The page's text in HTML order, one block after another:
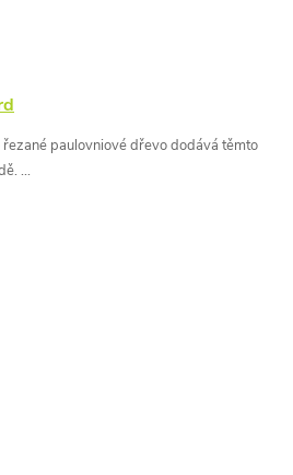
řezané paulovniové dřevo dodává těmto
...